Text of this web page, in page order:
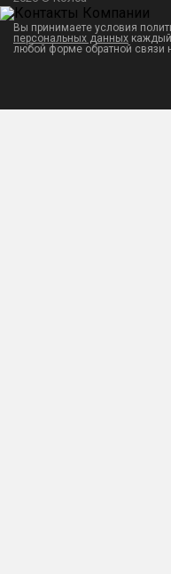
Вы принимаете условия
персональных данных каждый
любой форме обратной связи